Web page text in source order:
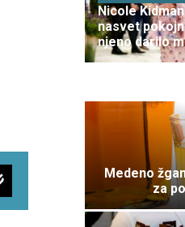
Nicole
nasvet
njeno darilo
Medeno
za